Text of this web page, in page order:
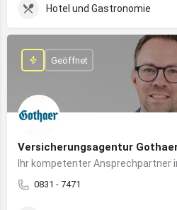
Hotel und Gastronomie
Versicherungsagentur
Ihr kompetenter Ansprechpartner
0831 - 7471
Geöffnet